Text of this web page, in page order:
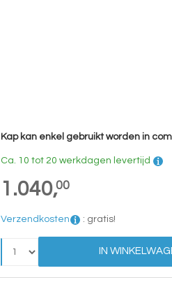
Kap kan enkel gebruikt worden in
Ca. 10 tot 20 werkdagen levertijd
1.040,00
Verzendkosten : gratis!
IN